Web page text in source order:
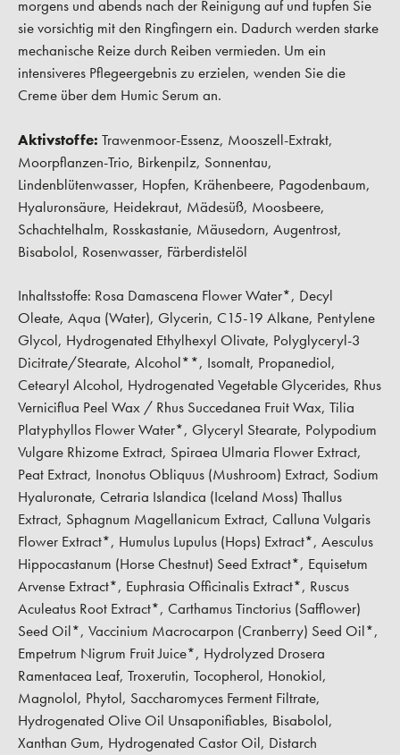
morgens und abends nach der Reinigung auf und tupfen Sie
sie vorsichtig mit den Ringfingern ein. Dadurch werden starke
mechanische Reize durch Reiben vermieden. Um ein
intensiveres Pflegeergebnis zu erzielen, wenden Sie die
Creme über dem Humic Serum an.
Aktivstoffe: Trawenmoor-Essenz, Mooszell-Extrakt,
Moorpflanzen-Trio, Birkenpilz, Sonnentau,
Lindenblütenwasser, Hopfen, Krähenbeere, Pagodenbaum,
Hyaluronsäure, Heidekraut, Mädesüß, Moosbeere,
Schachtelhalm, Rosskastanie, Mäusedorn, Augentrost,
Bisabolol, Rosenwasser, Färberdistelöl
Inhaltsstoffe: Rosa Damascena Flower Water*, Decyl
Oleate, Aqua (Water), Glycerin, C15-19 Alkane, Pentylene
Glycol, Hydrogenated Ethylhexyl Olivate, Polyglyceryl-3
Dicitrate/Stearate, Alcohol**, Isomalt, Propanediol,
Cetearyl Alcohol, Hydrogenated Vegetable Glycerides, Rhus
Verniciflua Peel Wax / Rhus Succedanea Fruit Wax, Tilia
Platyphyllos Flower Water*, Glyceryl Stearate, Polypodium
Vulgare Rhizome Extract, Spiraea Ulmaria Flower Extract,
Peat Extract, Inonotus Obliquus (Mushroom) Extract, Sodium
Hyaluronate, Cetraria Islandica (Iceland Moss) Thallus
Extract, Sphagnum Magellanicum Extract, Calluna Vulgaris
Flower Extract*, Humulus Lupulus (Hops) Extract*, Aesculus
Hippocastanum (Horse Chestnut) Seed Extract*, Equisetum
Arvense Extract*, Euphrasia Officinalis Extract*, Ruscus
Aculeatus Root Extract*, Carthamus Tinctorius (Safflower)
Seed Oil*, Vaccinium Macrocarpon (Cranberry) Seed Oil*,
Empetrum Nigrum Fruit Juice*, Hydrolyzed Drosera
Ramentacea Leaf, Troxerutin, Tocopherol, Honokiol,
Magnolol, Phytol, Saccharomyces Ferment Filtrate,
Hydrogenated Olive Oil Unsaponifiables, Bisabolol,
Xanthan Gum, Hydrogenated Castor Oil, Distarch